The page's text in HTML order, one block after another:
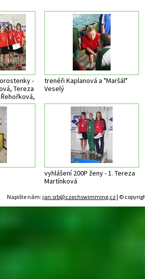
-
Tereza
trenéři Kaplanová a "Maršál"
Veselý
vyhlášení 200P ženy - 1. Tereza
Martínková
Napište nám:jan.srb@czechswimming.cz| ©